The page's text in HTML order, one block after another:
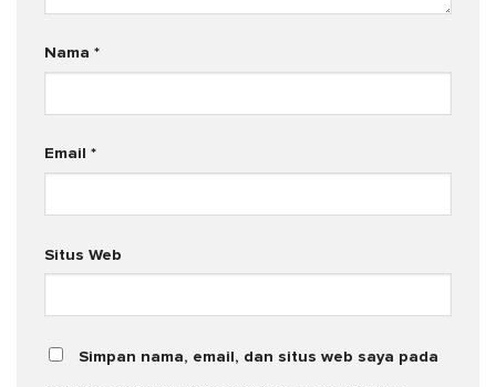
Nama *
Email *
Situs Web
Simpan nama, email, dan situs web saya pada